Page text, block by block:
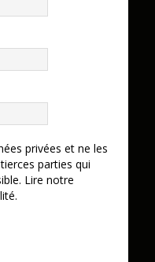
privées et ne les
parties qui
Lire notre